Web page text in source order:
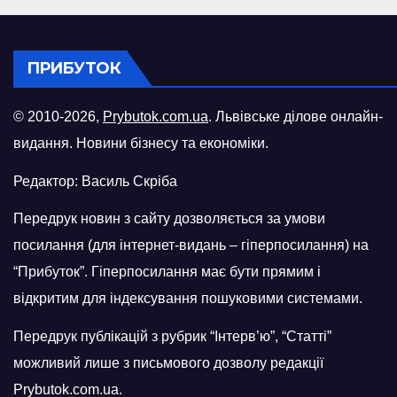
ПРИБУТОК
© 2010-2026, Prybutok.com.ua. Львівське ділове онлайн-
видання. Новини бізнесу та економіки.
Редактор: Василь Скріба
Передрук новин з сайту дозволяється за умови
посилання (для інтернет-видань – гіперпосилання) на
“Прибуток”. Гіперпосилання має бути прямим і
відкритим для індексування пошуковими системами.
Передрук публікацій з рубрик “Інтерв’ю”, “Статті”
можливий лише з письмового дозволу редакції
Prybutok.com.ua.